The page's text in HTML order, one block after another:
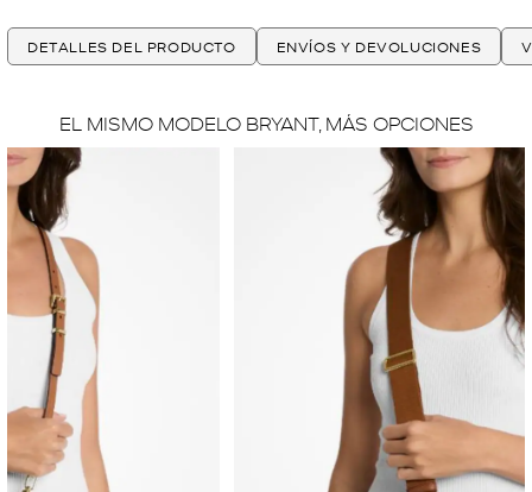
DETALLES DEL PRODUCTO ENVÍOS Y DEVOLUCIONES
EL MISMO MODELO BRYANT, MÁS OPCIONES